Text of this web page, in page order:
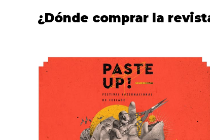
¿Dónde comprar la